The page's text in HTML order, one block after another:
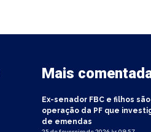
Mais
Ex-senador FBC e filhos
operação da PF que
de emendas